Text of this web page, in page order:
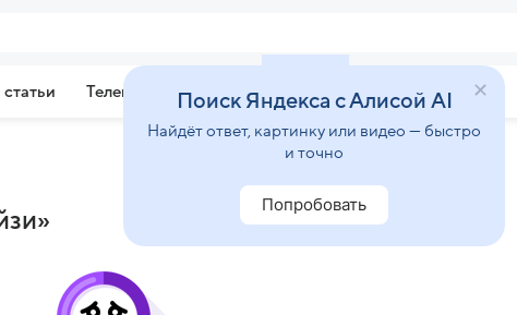
Телепрограмма Звезды
Поиск Яндекса с Алисой AI
Найдёт ответ, картинку или видео — быстро
и точно
Попробовать